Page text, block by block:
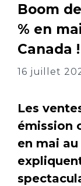
Boom
% en
Canada !
16 juillet
Les
émission
en mai